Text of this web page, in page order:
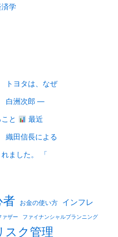
学
トヨタは、なぜ
白洲次郎 ―
と
最近
織田信長による
ました。 「
者 お金の使い方 インフレ
ァザー ファイナンシャルプランニング
スク管理